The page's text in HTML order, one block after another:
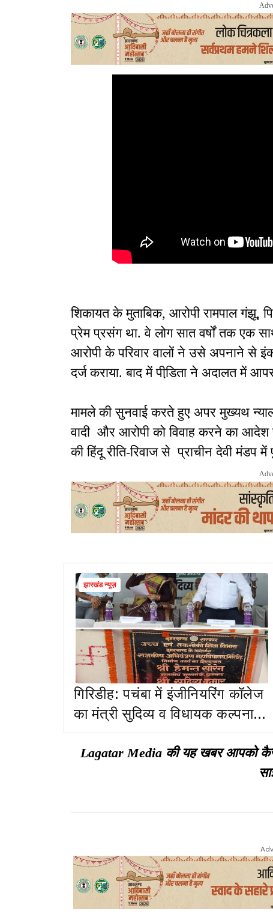
शिकायत के मुताबिक, आरोपी रामपाल गंझू,
प्रेम प्रसंग था. वे लोग सात वर्षों तक एक
आरोपी के परिवार वालों ने उसे अपनाने से
दर्ज कराया. बाद में पीडि़ता ने अदालत में
मामले की सुनवाई करते हुए अपर मुख्यथ
वादी और आरोपी को विवाह करने का
की हिंदू रीति-रिवाज से प्राचीन देवी मंडप में
झारखंड न्यूज़
गिरिडीह: पचंबा में इंजीनियरिंग कॉलेज
का मंत्री सुदिव्य व विधायक कल्पना
सोरेन ने किया शिलान्यास
Lagatar Media की यह खबर आपको